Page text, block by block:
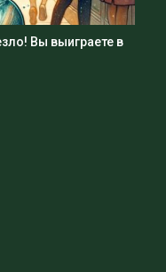
Вы выиграете в